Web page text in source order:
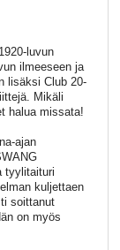
luvun
ilmeeseen ja
lisäksi Club 20-
Mikäli
halua missata!
ajan
tyylitaituri
kuljettaen
soittanut
on myös